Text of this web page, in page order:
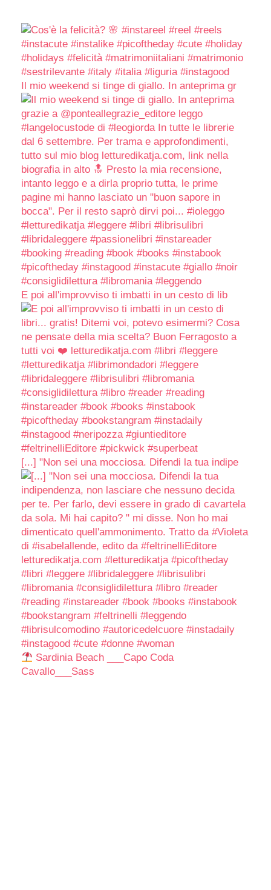
Il mio weekend si tinge di giallo. In anteprima gr
E poi all'improvviso ti imbatti in un cesto di lib
[...] "Non sei una mocciosa. Difendi la tua indipe
Sardinia Beach ___Capo Coda
Cavallo___Sass